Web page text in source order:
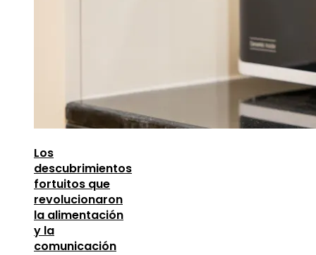
Los
descubrimientos
fortuitos que
revolucionaron
la alimentación
y la
comunicación